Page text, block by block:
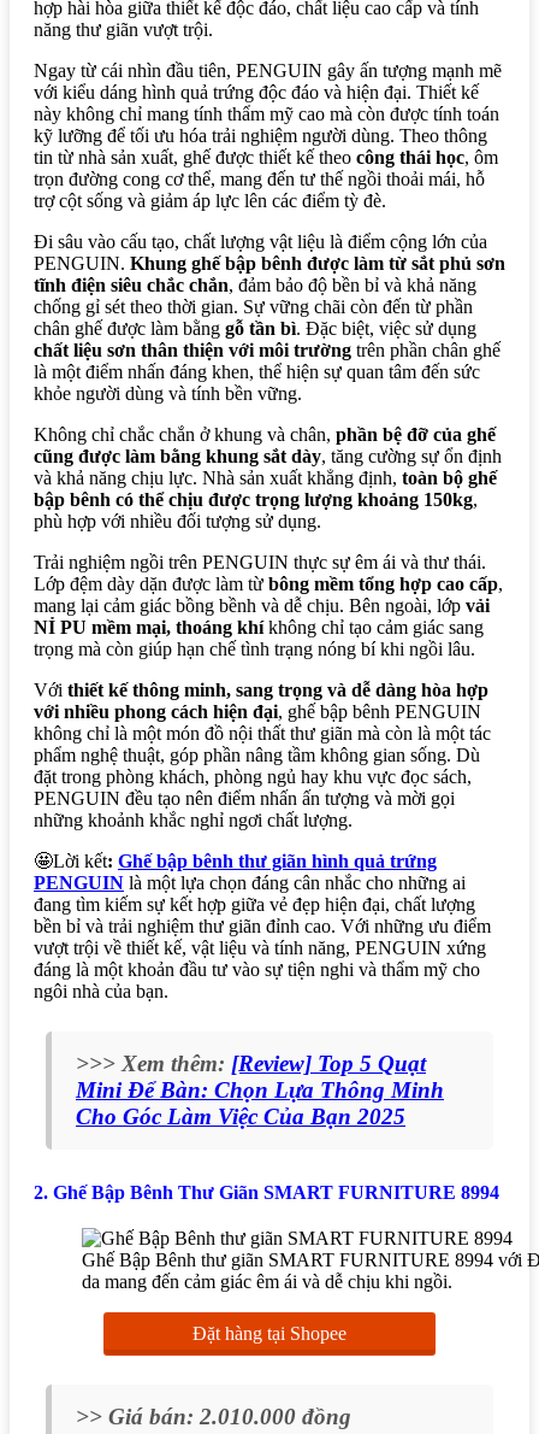
hợp hài hòa giữa thiết kế độc đáo, chất liệu cao cấp và tính
năng thư giãn vượt trội.
Ngay từ cái nhìn đầu tiên, PENGUIN gây ấn tượng mạnh mẽ
với kiểu dáng hình quả trứng độc đáo và hiện đại. Thiết kế
này không chỉ mang tính thẩm mỹ cao mà còn được tính toán
kỹ lưỡng để tối ưu hóa trải nghiệm người dùng. Theo thông
tin từ nhà sản xuất, ghế được thiết kế theo công thái học, ôm
trọn đường cong cơ thể, mang đến tư thế ngồi thoải mái, hỗ
trợ cột sống và giảm áp lực lên các điểm tỳ đè.
Đi sâu vào cấu tạo, chất lượng vật liệu là điểm cộng lớn của
PENGUIN. Khung ghế bập bênh được làm từ sắt phủ sơn
tĩnh điện siêu chắc chắn, đảm bảo độ bền bỉ và khả năng
chống gỉ sét theo thời gian. Sự vững chãi còn đến từ phần
chân ghế được làm bằng gỗ tần bì. Đặc biệt, việc sử dụng
chất liệu sơn thân thiện với môi trường trên phần chân ghế
là một điểm nhấn đáng khen, thể hiện sự quan tâm đến sức
khỏe người dùng và tính bền vững.
Không chỉ chắc chắn ở khung và chân, phần bệ đỡ của ghế
cũng được làm bằng khung sắt dày, tăng cường sự ổn định
và khả năng chịu lực. Nhà sản xuất khẳng định, toàn bộ ghế
bập bênh có thể chịu được trọng lượng khoảng 150kg,
phù hợp với nhiều đối tượng sử dụng.
Trải nghiệm ngồi trên PENGUIN thực sự êm ái và thư thái.
Lớp đệm dày dặn được làm từ bông mềm tổng hợp cao cấp,
mang lại cảm giác bồng bềnh và dễ chịu. Bên ngoài, lớp vải
NỈ PU mềm mại, thoáng khíkhông chỉ tạo cảm giác sang
trọng mà còn giúp hạn chế tình trạng nóng bí khi ngồi lâu.
Với thiết kế thông minh, sang trọng và dễ dàng hòa hợp
với nhiều phong cách hiện đại, ghế bập bênh PENGUIN
không chỉ là một món đồ nội thất thư giãn mà còn là một tác
phẩm nghệ thuật, góp phần nâng tầm không gian sống. Dù
đặt trong phòng khách, phòng ngủ hay khu vực đọc sách,
PENGUIN đều tạo nên điểm nhấn ấn tượng và mời gọi
những khoảnh khắc nghỉ ngơi chất lượng.
🤩Lời kết: Ghế bập bênh thư giãn hình quả trứng
PENGUIN là một lựa chọn đáng cân nhắc cho những ai
đang tìm kiếm sự kết hợp giữa vẻ đẹp hiện đại, chất lượng
bền bỉ và trải nghiệm thư giãn đỉnh cao. Với những ưu điểm
vượt trội về thiết kế, vật liệu và tính năng, PENGUIN xứng
đáng là một khoản đầu tư vào sự tiện nghi và thẩm mỹ cho
ngôi nhà của bạn.
>>> Xem thêm: [Review] Top 5 Quạt
Mini Để Bàn: Chọn Lựa Thông Minh
Cho Góc Làm Việc Của Bạn 2025
2. Ghế Bập Bênh Thư Giãn SMART FURNITURE 8994
Ghế Bập Bênh thư giãn SMART FURNITURE 8994 với
da mang đến cảm giác êm ái và dễ chịu khi ngồi.
Đặt hàng tại Shopee
>> Giá bán: 2.010.000 đồng